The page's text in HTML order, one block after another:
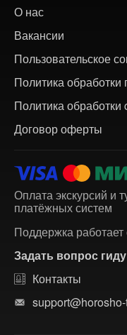
О нас
Вакансии
Пользовательское
Политика
Политика обработки
Договор оферты
Оплата экскурсий и
платёжных систем
Поддержка
Задать вопрос гиду
Контакты